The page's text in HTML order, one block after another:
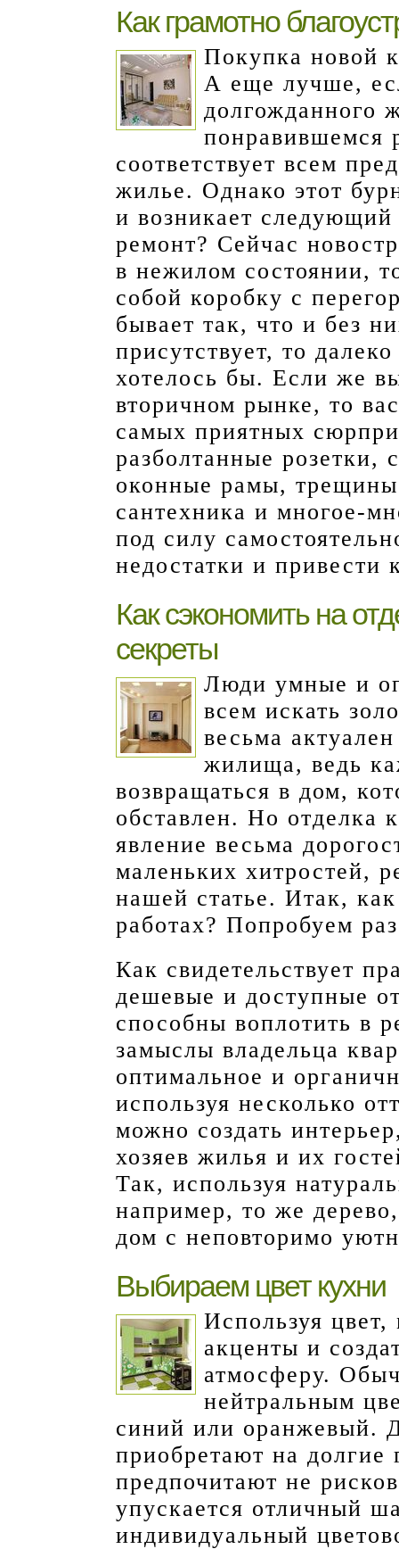
Как грамотно
Покупка новой
А еще лучше,
долгожданного
понравившемся
соответствует всем
жилье. Однако этот
и возникает
ремонт? Сейчас
в нежилом состоянии,
собой коробку с
бывает так, что и без
присутствует, то
хотелось бы. Если же
вторичном рынке, то
самых приятных
разболтанные розетки,
оконные рамы,
сантехника и многое-
под силу
недостатки и
Как сэкономить на
секреты
Люди умные и
всем искать
весьма
жилища, ведь
возвращаться в дом,
обставлен. Но отделка
явление весьма
маленьких хитростей,
нашей статье. Итак,
работах? Попробуем
Как свидетельствует
дешевые и доступные
способны воплотить в
замыслы владельца
оптимальное и
используя несколько
можно создать
хозяев жилья и их
Так, используя
например, то же
дом с неповторимо
Выбираем цвет кухни
Используя
акценты и
атмосферу.
нейтральным
синий или оранжевый.
приобретают на долгие
предпочитают не
упускается отличный
индивидуальный